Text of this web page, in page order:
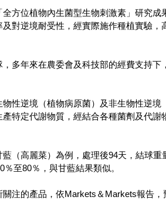
方位植物內生菌型生物刺激素」研究
對逆境耐受性，經實際施作種植實驗，
多年來在農委會及科技部的經費支持
性逆境（植物病原菌）及非生物性逆
特定代謝物質，經結合各種菌劑及代
（高麗菜）為例，處理後94天，結球
至80％，與甘藍結果類似。
注的產品，依Markets＆Markets報告